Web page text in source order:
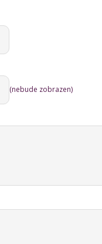
(nebude zobrazen)